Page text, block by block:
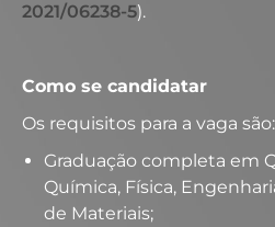
2021/06238-5).
Como se candidatar
Os requisitos para a vaga são:
Graduação completa em
Química, Física,
de Materiais;